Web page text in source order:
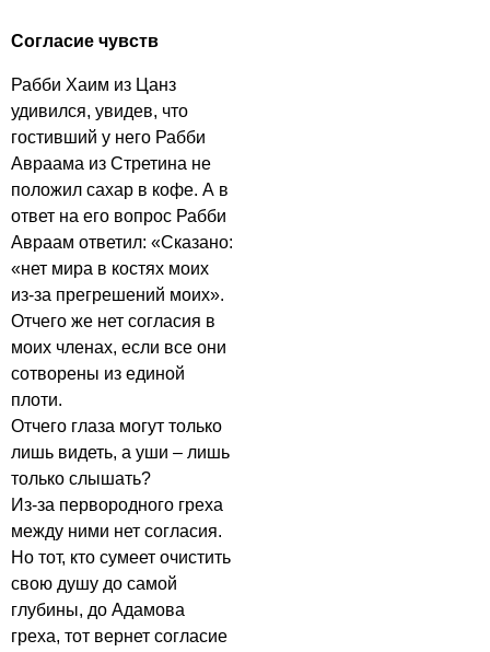
Согласие чувств
Рабби Хаим из Цанз
удивился, увидев, что
гостивший у него Рабби
Авраама из Стретина не
положил сахар в кофе. А в
ответ на его вопрос Рабби
Авраам ответил: «Сказано:
«нет мира в костях моих
из-за прегрешений моих».
Отчего же нет согласия в
моих членах, если все они
сотворены из единой
плоти.
Отчего глаза могут только
лишь видеть, а уши – лишь
только слышать?
Из-за первородного греха
между ними нет согласия.
Но тот, кто сумеет очистить
свою душу до самой
глубины, до Адамова
греха, тот вернет согласие